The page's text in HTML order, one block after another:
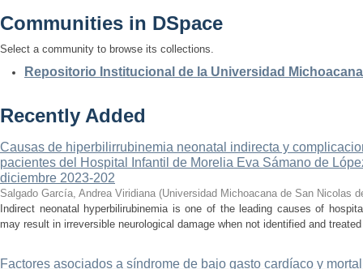
Communities in DSpace
Select a community to browse its collections.
Repositorio Institucional de la Universidad
Recently Added
Causas de hiperbilirrubinemia neonatal indirecta y
pacientes del Hospital Infantil de Morelia Eva Sámano de
diciembre 2023-202
Salgado García, Andrea Viridiana (Universidad Michoacana de San Nicolas
Indirect neonatal hyperbilirubinemia is one of the leading causes of
may result in irreversible neurological damage when not identified and
Factores asociados a síndrome de bajo gasto cardíaco y